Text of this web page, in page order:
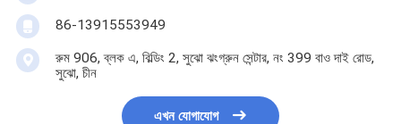
86-13915553949
রুম 906, ব্লক এ, বিল্ডিং 2, সুঝো ঝংগ্রুন সেন্টার, নং 399 বাও দাই রোড,
সুঝো, চীন
এখন যোগাযোগ